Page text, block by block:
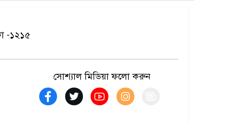
-১২১৫
সোশ্যাল মিডিয়া ফলো করুন